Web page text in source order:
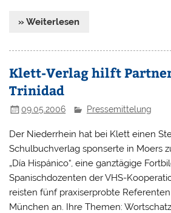
» Weiterlesen
Klett-Verlag hilft
Trinidad
09.05.2006 Pressemittelung
Der Niederrhein hat bei Klett einen
Schulbuchverlag sponserte in Moers
„Día Hispánico“, eine ganztägige
Spanischdozenten der VHS-
reisten fünf praxiserprobte
München an. Ihre Themen: